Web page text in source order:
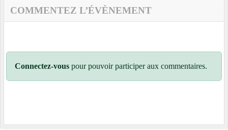
COMMENTEZ L’ÉVÈNEMENT
Connectez-vous pour pouvoir participer aux commentaires.